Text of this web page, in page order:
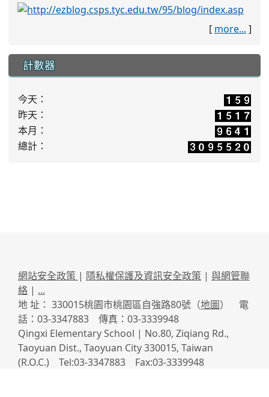
[ more... ]
計數器
今天：
昨天：
本月：
總計：
網站安全政策 | 隱私權保護及資訊安全政策 | 與網管聯
絡 | ...
地 址： 330015桃園市桃園區自強路80號（地圖） 電
話：03-3347883 傳真：03-3339948
Qingxi Elementary School | No.80, Ziqiang Rd.,
Taoyuan Dist., Taoyuan City 330015, Taiwan
(R.O.C.) Tel:03-3347883 Fax:03-3339948